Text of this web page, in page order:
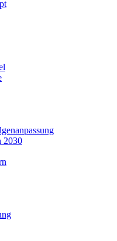
2030